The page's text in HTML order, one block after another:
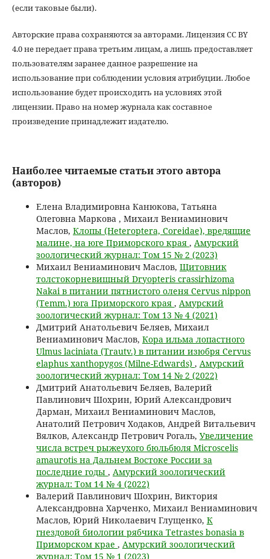
(если таковые были).
Авторские права сохраняются за авторами. Лицензия CC BY
4.0 не передает права третьим лицам, а лишь предоставляет
пользователям заранее данное разрешение на
использование при соблюдении условия атрибуции. Любое
использование будет происходить на условиях этой
лицензии. Право на номер журнала как составное
произведение принадлежит издателю.
Наиболее читаемые статьи этого автора
(авторов)
Елена Владимировна Канюкова, Татьяна
Олеговна Маркова , Михаил Вениаминович
Маслов, Клопы (Heteroptera, Coreidae), вредящие
малине, на юге Приморского края , Амурский
зоологический журнал: Том 15 № 2 (2023)
Михаил Вениаминович Маслов, Щитовник
толстокорневищный Dryopteris crassirhizoma
Nakai в питании пятнистого оленя Cervus nippon
(Temm.) юга Приморского края , Амурский
зоологический журнал: Том 13 № 4 (2021)
Дмитрий Анатольевич Беляев, Михаил
Вениаминович Маслов, Кора ильма лопастного
Ulmus laciniata (Trautv.) в питании изюбря Cervus
elaphus xanthopygos (Milne-Edwards) , Амурский
зоологический журнал: Том 14 № 2 (2022)
Дмитрий Анатольевич Беляев, Валерий
Павлинович Шохрин, Юрий Александрович
Дарман, Михаил Вениаминович Маслов,
Анатолий Петрович Ходаков, Андрей Витальевич
Вялков, Александр Петрович Рогаль, Увеличение
числа встреч рыжеухого бюльбюля Microscelis
amaurotis на Дальнем Востоке России за
последние годы , Амурский зоологический
журнал: Том 14 № 4 (2022)
Валерий Павлинович Шохрин, Виктория
Александровна Харченко, Михаил Вениаминович
Маслов, Юрий Николаевич Глущенко, К
гнездовой биологии рябчика Tetrastes bonasia в
Приморском крае , Амурский зоологический
журнал: Том 15 № 1 (2023)